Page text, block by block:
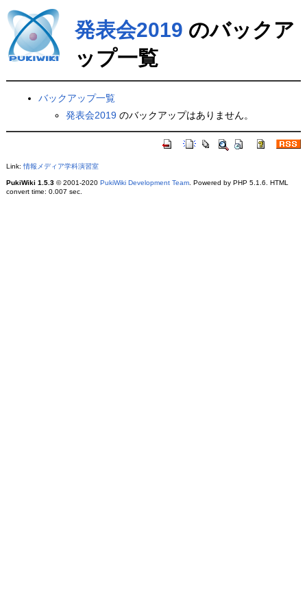
発表会2019 のバックア
ップ一覧
バックアップ一覧
発表会2019 のバックアップはありません。
Link: 情報メディア学科演習室
PukiWiki 1.5.3© 2001-2020 PukiWiki Development Team. Powered by PHP 5.1.6. HTML
convert time: 0.007 sec.